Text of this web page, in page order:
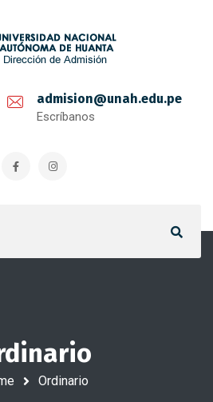
admision@unah.edu.pe
Escríbanos
Ordinario